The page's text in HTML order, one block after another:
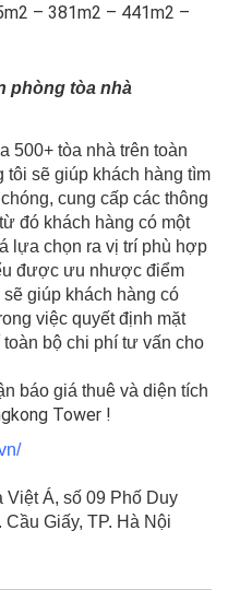
– 381m2 – 441m2 –
phòng tòa nhà
500+ tòa nhà trên toàn
tôi sẽ giúp khách hàng tìm
cung cấp các thông
đó khách hàng có một
lựa chọn ra vị trí phù hợp
được ưu nhược điểm
giúp khách hàng có
việc quyết định mặt
bộ chi phí tư vấn cho
báo giá thuê và diện tích
Tower !
Việt Á, số 09 Phố Duy
Giấy, TP. Hà Nội